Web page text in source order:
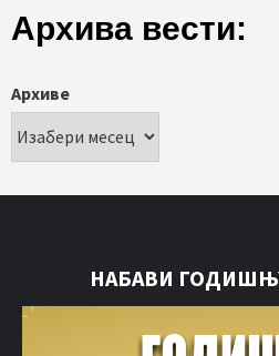
Архива вести:
Архиве
НАБАВИ